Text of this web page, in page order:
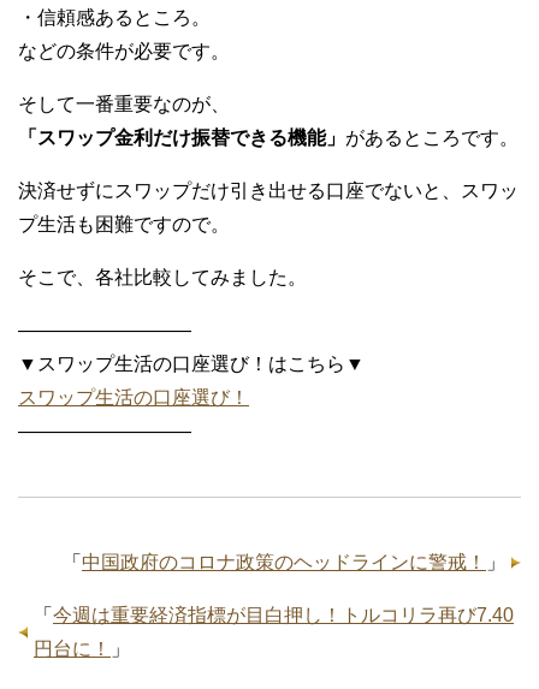
・信頼感あるところ。
などの条件が必要です。
そして一番重要なのが、
「スワップ金利だけ振替できる機能」 があるところです。
決済せずにスワップだけ引き出せる口座でないと、スワッ
プ生活も困難ですので。
そこで、各社比較してみました。
—————————
▼スワップ生活の口座選び！はこちら▼
スワップ生活の口座選び！
—————————
「 中国政府のコロナ政策のヘッドラインに警戒！ 」
「 今週は重要経済指標が目白押し！トルコリラ再び7.40
円台に！
」